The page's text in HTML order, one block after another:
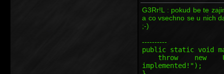
G3Rr!L : pokud be te
a co vsechno se u nich
;-)
----------
public static void
throw new
implemented!");